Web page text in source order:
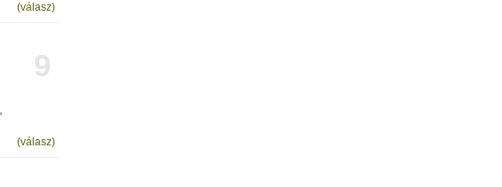
(válasz)
9
(válasz)